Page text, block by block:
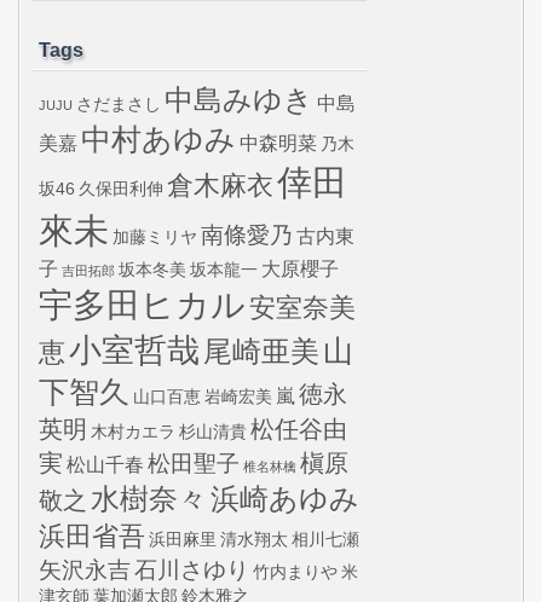
Tags
JUJU さだまさし 中島みゆき 中島
美嘉 中村あゆみ 中森明菜 乃木
坂46 久保田利伸 倉木麻衣倖田
來未 加藤ミリヤ 南條愛乃 古内東
子 吉田拓郎 坂本冬美 坂本龍一 大原櫻子
宇多田ヒカル安室奈美
恵小室哲哉 尾崎亜美 山
下智久 山口百恵岩崎宏美 嵐 徳永
英明 木村カエラ 杉山清貴松任谷由
実 松山千春 松田聖子 椎名林檎 槇原
敬之 水樹奈々 浜崎あゆみ
浜田省吾 浜田麻里 清水翔太 相川七瀬
矢沢永吉石川さゆり 竹内まりや米
津玄師 葉加瀬太郎 鈴木雅之